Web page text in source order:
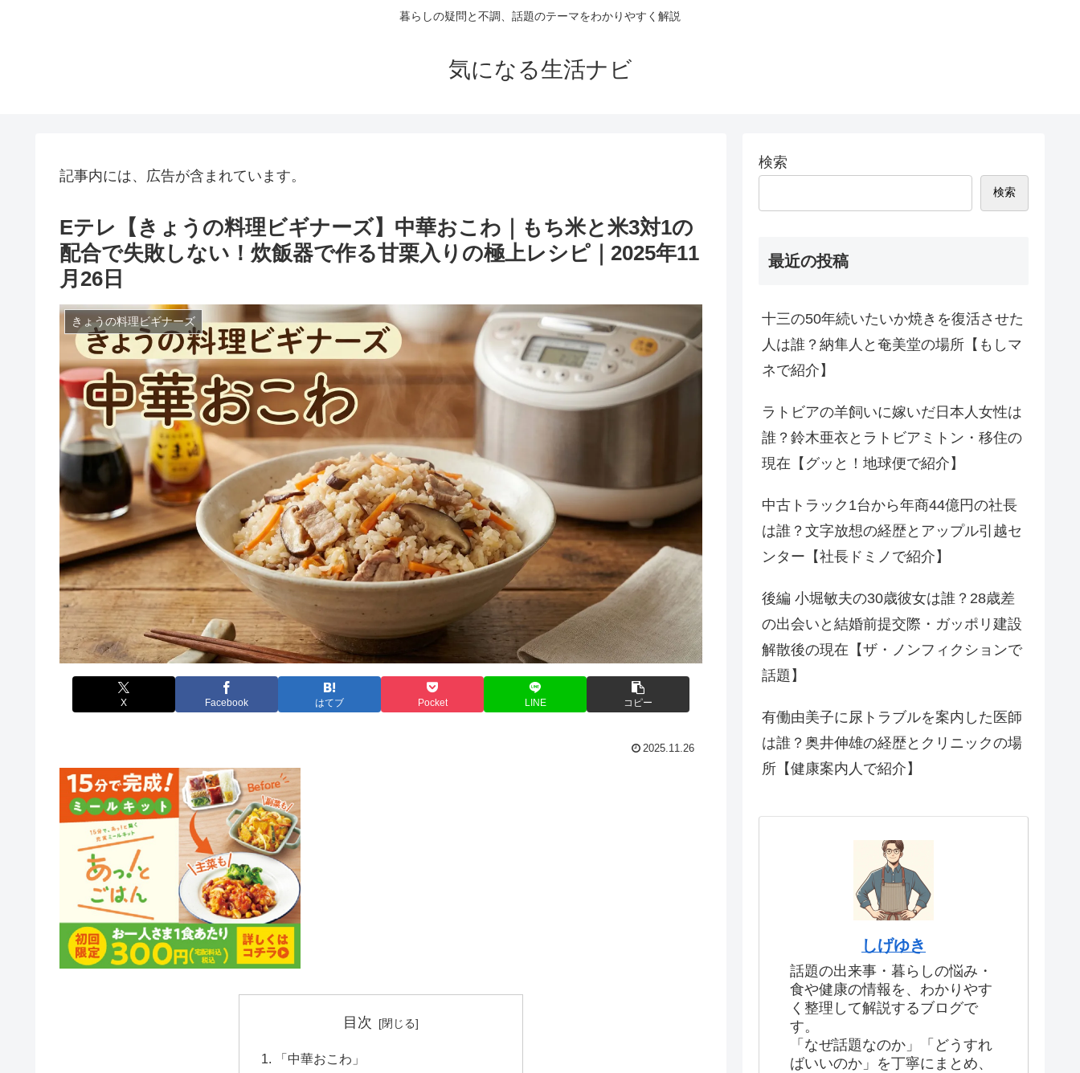
暮らしの疑問と不調、話題のテーマをわかりやすく解説
気になる生活ナビ
記事内には、広告が含まれています。
Eテレ【きょうの料理ビギナーズ】中華おこわ｜もち米と米3対1の
配合で失敗しない！炊飯器で作る甘栗入りの極上レシピ｜2025年11
月26日
きょうの料理ビギナーズ
X Facebook はてブ Pocket LINE コピー
2025.11.26
目次
「中華おこわ」
検索
検索
最近の投稿
十三の50年続いたいか焼きを復活させた
人は誰？納隼人と奄美堂の場所【もしマ
ネで紹介】
ラトビアの羊飼いに嫁いだ日本人女性は
誰？鈴木亜衣とラトビアミトン・移住の
現在【グッと！地球便で紹介】
中古トラック1台から年商44億円の社長
は誰？文字放想の経歴とアップル引越セ
ンター【社長ドミノで紹介】
後編 小堀敏夫の30歳彼女は誰？28歳差
の出会いと結婚前提交際・ガッポリ建設
解散後の現在【ザ・ノンフィクションで
話題】
有働由美子に尿トラブルを案内した医師
は誰？奥井伸雄の経歴とクリニックの場
所【健康案内人で紹介】
しげゆき
話題の出来事・暮らしの悩み・
食や健康の情報を、わかりやす
く整理して解説するブログで
す。
「なぜ話題なのか」「どうすれ
ばいいのか」を丁寧にまとめ、